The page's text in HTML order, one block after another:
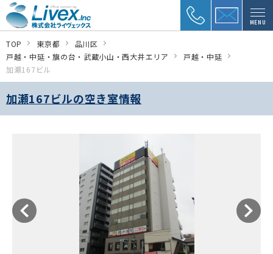
MENU
TOP 東京都
品川区
戸越・中延・旗の台・武蔵小山・西大井エリア
戸越・中延
加瀬167ビル
加瀬167ビルの空き室情報